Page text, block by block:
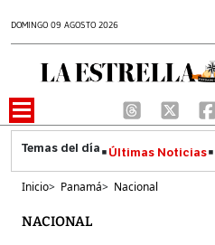
DOMINGO 09 AGOSTO 2026
Últimas Noticias
Inicio> Panamá> Nacional
NACIONAL